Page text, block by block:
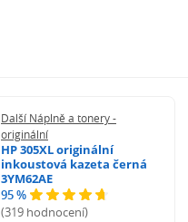
Další Náplně a tonery -
originální
HP 305XL originální
inkoustová kazeta černá
3YM62AE
95 %
(319 hodnocení)